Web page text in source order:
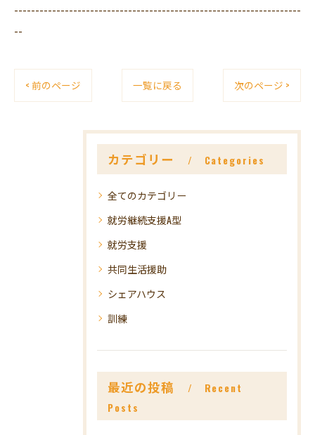
--------------------------------------------------------------------
--
< 前のページ 一覧に戻る 次のページ >
カテゴリー Categories
全てのカテゴリー
就労継続支援A型
就労支援
共同生活援助
シェアハウス
訓練
最近の投稿
Recent
Posts